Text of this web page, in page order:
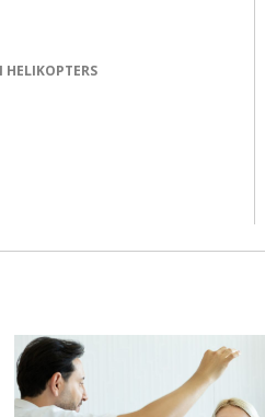
HELIKOPTERS